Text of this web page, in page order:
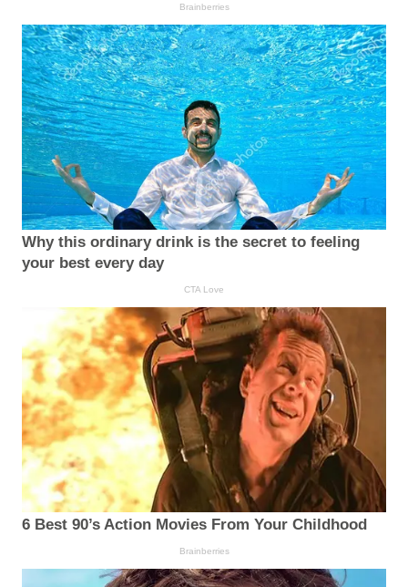
Brainberries
Why this ordinary drink is the secret to feeling
your best every day
CTA Love
6 Best 90’s Action Movies From Your Childhood
Brainberries